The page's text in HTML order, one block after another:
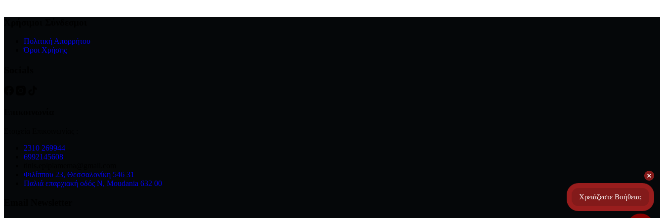
Πολιτική Απορρήτου
Όροι Χρήσης
2310 269944
6992145608
Φιλίππου 23, Θεσσαλονίκη 546 31
Παλιά επαρχιακή οδός Ν, Moudania 632 00
Χρειάζεστε Βοήθεια;